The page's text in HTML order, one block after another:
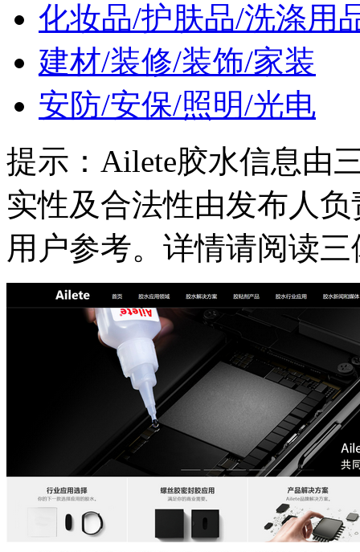
化妆品/护肤品/洗涤用
建材/装修/装饰/家装
安防/安保/照明/光电
提示： Ailete胶水信息由
实性及合法性由发布人
用户参考。详情请阅读